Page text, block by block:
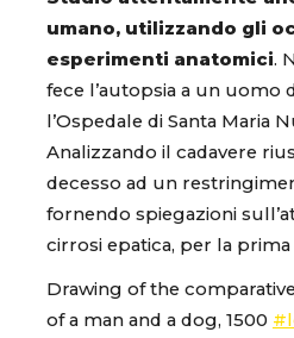
umano, utilizzando gli
esperimenti anatomici.
fece l’autopsia a un uomo
l’Ospedale di Santa Maria
Analizzando il cadavere
decesso ad un
fornendo spiegazioni
cirrosi epatica, per la
Drawing of the
of a man and a dog, 1500